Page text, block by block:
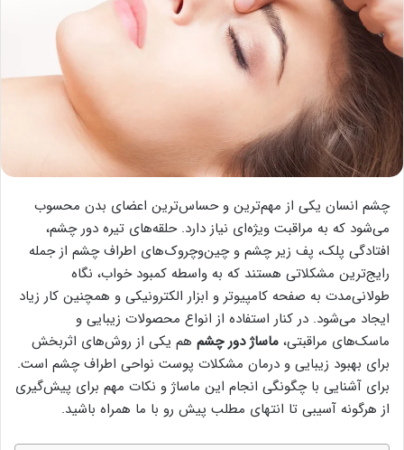
چشم انسان یکی از مهم‌ترین و حساس‌ترین اعضای بدن محسوب
می‌شود که به مراقبت ویژه‌ای نیاز دارد. حلقه‌های تیره دور چشم،
افتادگی پلک، پف زیر چشم و چین‌وچروک‌های اطراف چشم از جمله
رایج‌ترین مشکلاتی هستند که به واسطه کمبود خواب، نگاه
طولانی‌مدت به صفحه کامپیوتر و ابزار الکترونیکی و همچنین کار زیاد
ایجاد می‌شود. در کنار استفاده از انواع محصولات زیبایی و
ماسک‌های مراقبتی، ماساژ دور چشم هم یکی از روش‌های اثربخش
برای بهبود زیبایی و درمان مشکلات پوست نواحی اطراف چشم است.
برای آشنایی با چگونگی انجام این ماساژ و نکات مهم برای پیش‌گیری
از هرگونه آسیبی تا انتهای مطلب پیش رو با ما همراه باشید.